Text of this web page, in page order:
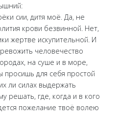
сии, дитя моё. Да, не
крови безвинной. Нет,
жертве искупительной. И
человечество
на суше и в море,
просишь для себя простой
ли силах выдержать
решать, где, когда и в кого
пожелание твоё волею